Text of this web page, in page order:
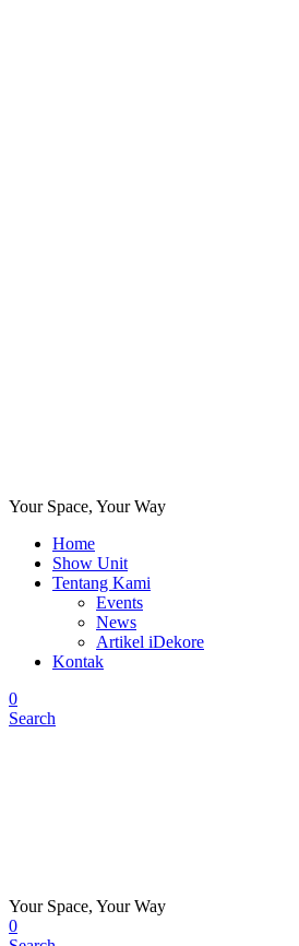
Your Space, Your Way
Home
Show Unit
Tentang Kami
Events
News
Artikel iDekore
Kontak
0
Search
Your Space, Your Way
0